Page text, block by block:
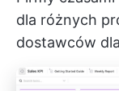
dla różnych
dostawców